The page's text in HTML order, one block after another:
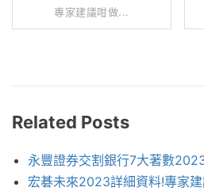
專家建議咁做...
Related Posts
永豐證券交割銀行7大著數
宏碁未來2023詳細資料!專家建